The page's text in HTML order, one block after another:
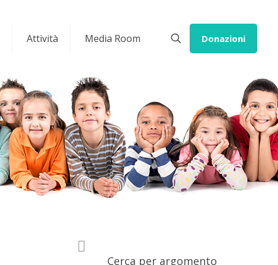
Attività Media Room Donazioni
Cerca per argomento